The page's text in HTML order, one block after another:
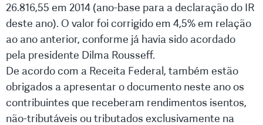
26.816,55 em 2014 (ano-base para a declaração do IR
deste ano). O valor foi corrigido em 4,5% em relação
ao ano anterior, conforme já havia sido acordado
pela presidente Dilma Rousseff.
De acordo com a Receita Federal, também estão
obrigados a apresentar o documento neste ano os
contribuintes que receberam rendimentos isentos,
não-tributáveis ou tributados exclusivamente na